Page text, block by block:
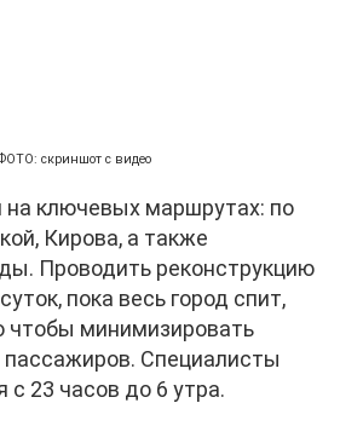
скриншот с видео
на ключевых маршрутах: по
Кирова, а также
Проводить реконструкцию
пока весь город спит,
чтобы минимизировать
Специалисты
с 23 часов до 6 утра.